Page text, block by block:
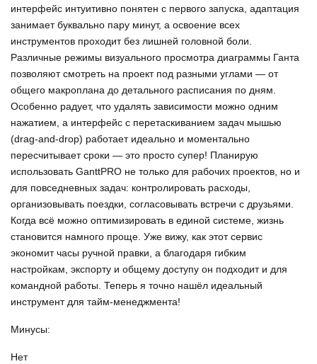
интерфейс интуитивно понятен с первого запуска, адаптация
занимает буквально пару минут, а освоение всех
инструментов проходит без лишней головной боли.
Различные режимы визуального просмотра диаграммы Ганта
позволяют смотреть на проект под разными углами — от
общего макроплана до детального расписания по дням.
Особенно радует, что удалять зависимости можно одним
нажатием, а интерфейс с перетаскиванием задач мышью
(drag‑and‑drop) работает идеально и моментально
пересчитывает сроки — это просто супер! Планирую
использовать GanttPRO не только для рабочих проектов, но и
для повседневных задач: контролировать расходы,
организовывать поездки, согласовывать встречи с друзьями.
Когда всё можно оптимизировать в единой системе, жизнь
становится намного проще. Уже вижу, как этот сервис
экономит часы ручной правки, а благодаря гибким
настройкам, экспорту и общему доступу он подходит и для
командной работы. Теперь я точно нашёл идеальный
инструмент для тайм-менеджмента!
Минусы:
Нет